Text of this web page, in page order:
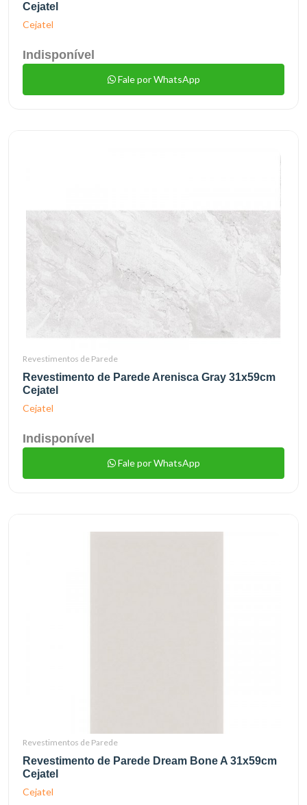
Cejatel
Cejatel
Indisponível
Fale por WhatsApp
Revestimentos de Parede
Revestimento de Parede Arenisca Gray 31x59cm
Cejatel
Cejatel
Indisponível
Fale por WhatsApp
Revestimentos de Parede
Revestimento de Parede Dream Bone A 31x59cm
Cejatel
Cejatel